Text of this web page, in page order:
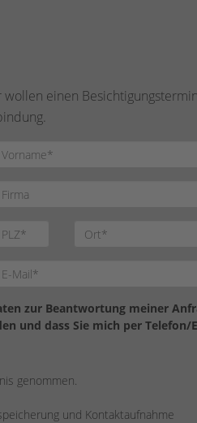
einen
zur Beantwortung meiner
und dass Sie mich per Telefon/
genommen.
und Kontaktaufnahme